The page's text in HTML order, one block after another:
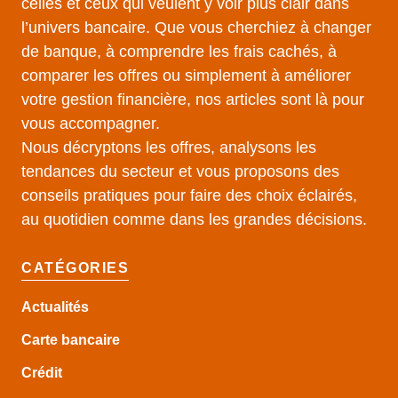
celles et ceux qui veulent y voir plus clair dans
l’univers bancaire. Que vous cherchiez à changer
de banque, à comprendre les frais cachés, à
comparer les offres ou simplement à améliorer
votre gestion financière, nos articles sont là pour
vous accompagner.
Nous décryptons les offres, analysons les
tendances du secteur et vous proposons des
conseils pratiques pour faire des choix éclairés,
au quotidien comme dans les grandes décisions.
CATÉGORIES
Actualités
Carte bancaire
Crédit